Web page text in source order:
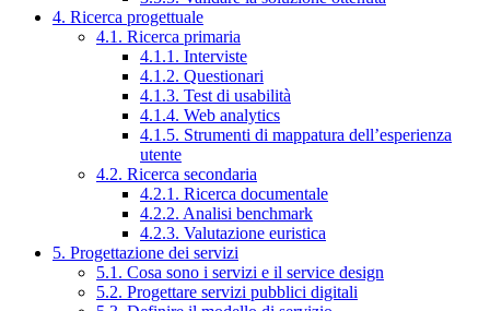
4. Ricerca progettuale
4.1. Ricerca primaria
4.1.1. Interviste
4.1.2. Questionari
4.1.3. Test di usabilità
4.1.4. Web analytics
4.1.5. Strumenti di mappatura dell’esperienza
utente
4.2. Ricerca secondaria
4.2.1. Ricerca documentale
4.2.2. Analisi benchmark
4.2.3. Valutazione euristica
5. Progettazione dei servizi
5.1. Cosa sono i servizi e il service design
5.2. Progettare servizi pubblici digitali